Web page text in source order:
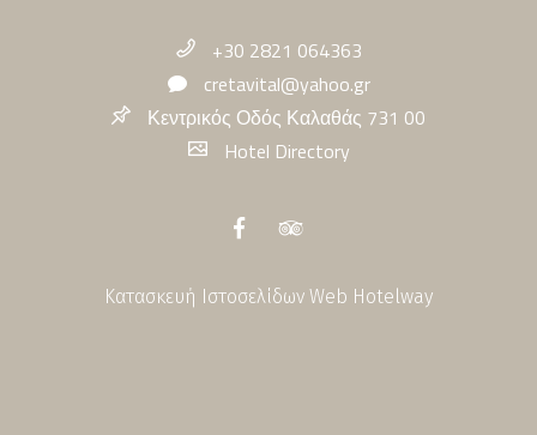
+30 2821 064363
cretavital@yahoo.gr
Κεντρικός Οδός Καλαθάς 731 00
Hotel Directory
Κατασκευή Ιστοσελίδων Web Hotelway